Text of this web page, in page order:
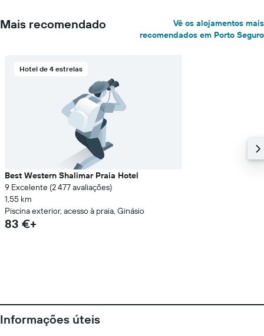
Mais recomendado
Vê os alojamentos mais
recomendados em Porto Seguro
Hotel de 4 estrelas
Best Western Shalimar Praia Hotel
9 Excelente (2 477 avaliações)
1,55 km
Piscina exterior, acesso à praia, Ginásio
83 €+
Informações úteis